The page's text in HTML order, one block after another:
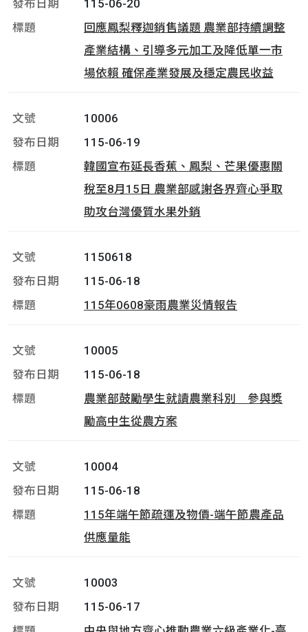
115-06-20
回應鳳梨釋迦銷售議題 農業部持續調整
產業結構、引導多元加工及降低單一市
場依賴 確保產業發展及穩定農民收益
10006
115-06-19
韓國宣布延長香蕉、鳳梨、芒果優惠關
稅至8月15日 農業部感謝各界齊心爭取
助攻台灣優質水果外銷
1150618
115-06-18
115年0608豪雨農業災情報告
10005
115-06-18
農業部鼓勵學生就讀農業科別 參與獎
勵高中生從農方案
10004
115-06-18
115年端午節疏運及物價-端午節農產品
供應量能
10003
115-06-17